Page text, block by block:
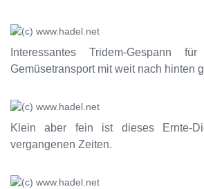
Interessantes Tridem-Gespann
Gemüsetransport mit weit nach hinten
Klein aber fein ist dieses Ernte-
vergangenen Zeiten.